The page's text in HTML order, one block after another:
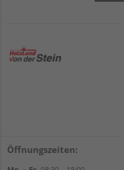
Öffnungszeiten: